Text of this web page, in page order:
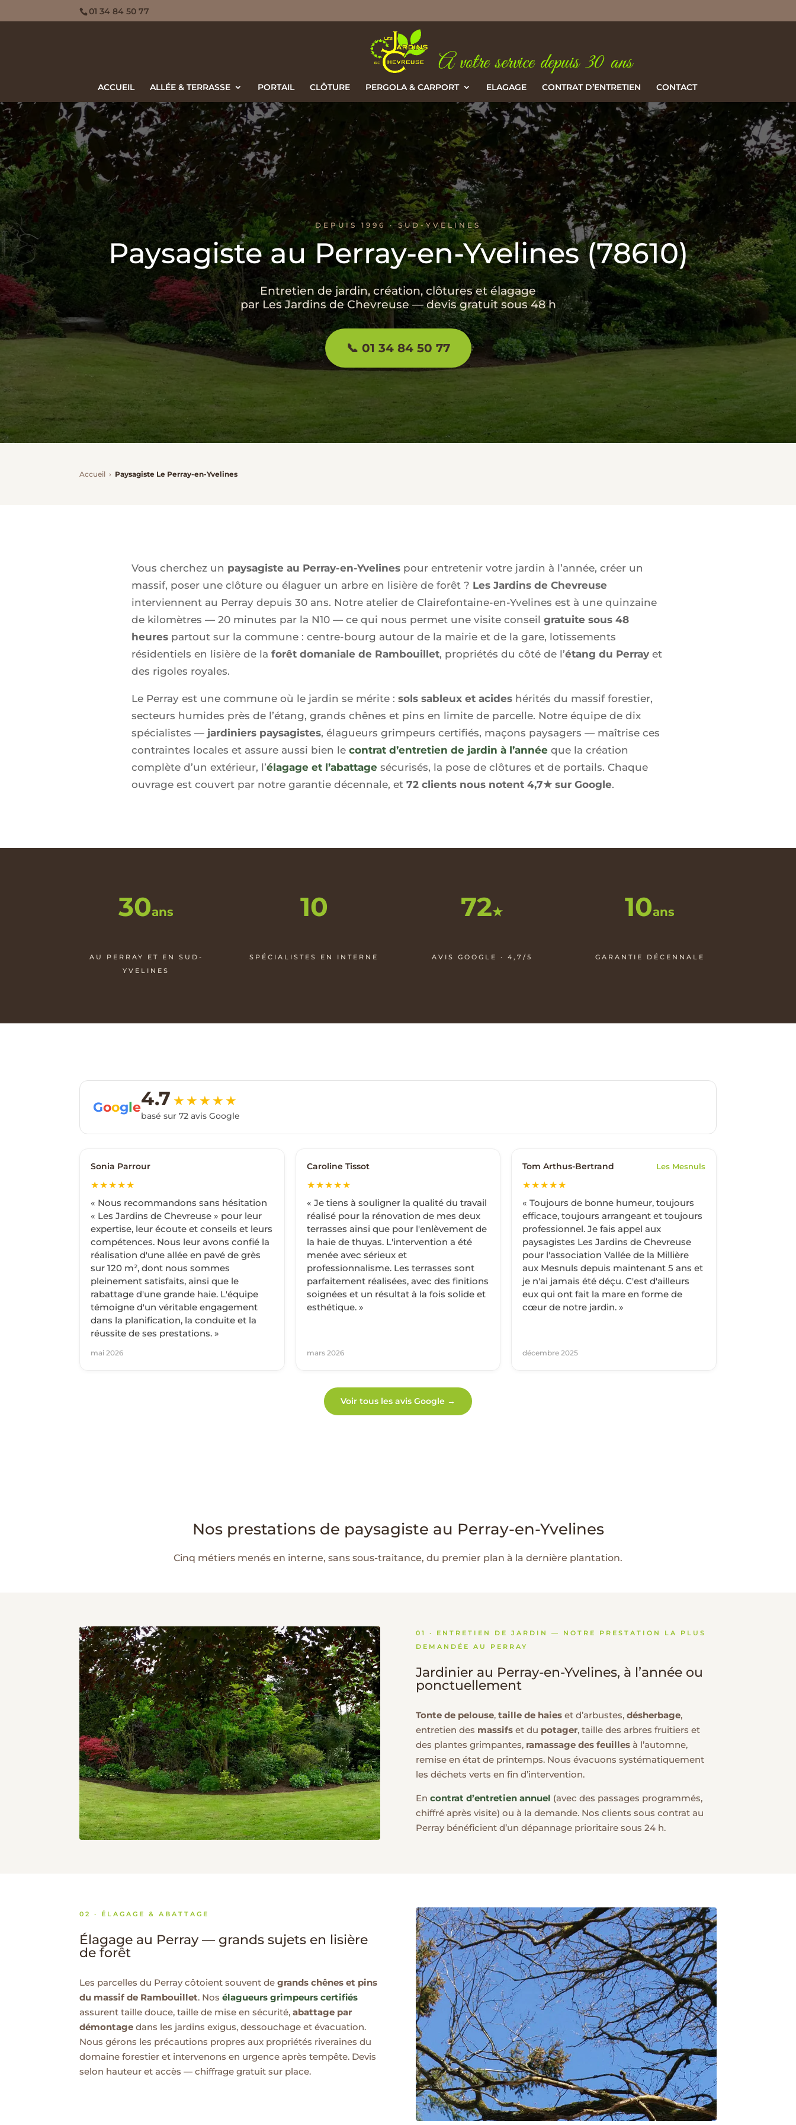
01 34 84 50 77
ACCUEIL ALLÉE & TERRASSE PORTAIL CLÔTURE PERGOLA & CARPORT ELAGAGE CONTRAT D’ENTRETIEN CONTACT
DEPUIS 1996 · SUD-YVELINES
Paysagiste au Perray-en-Yvelines (78610)
Entretien de jardin, création, clôtures et élagage
par Les Jardins de Chevreuse — devis gratuit sous 48 h
📞 01 34 84 50 77
Accueil › Paysagiste Le Perray-en-Yvelines
Vous cherchez un paysagiste au Perray-en-Yvelines pour entretenir votre jardin à l’année, créer un
massif, poser une clôture ou élaguer un arbre en lisière de forêt ? Les Jardins de Chevreuse
interviennent au Perray depuis 30 ans. Notre atelier de Clairefontaine-en-Yvelines est à une quinzaine
de kilomètres — 20 minutes par la N10 — ce qui nous permet une visite conseil gratuite sous 48
heures partout sur la commune : centre-bourg autour de la mairie et de la gare, lotissements
résidentiels en lisière de la forêt domaniale de Rambouillet, propriétés du côté de l’étang du Perray et
des rigoles royales.
Le Perray est une commune où le jardin se mérite : sols sableux et acides hérités du massif forestier,
secteurs humides près de l’étang, grands chênes et pins en limite de parcelle. Notre équipe de dix
spécialistes — jardiniers paysagistes, élagueurs grimpeurs certifiés, maçons paysagers — maîtrise ces
contraintes locales et assure aussi bien le contrat d’entretien de jardin à l’année que la création
complète d’un extérieur, l’élagage et l’abattage sécurisés, la pose de clôtures et de portails. Chaque
ouvrage est couvert par notre garantie décennale, et 72 clients nous notent 4,7★ sur Google.
30ans
AU PERRAY ET EN SUD-
YVELINES
10
SPÉCIALISTES EN INTERNE
72★
AVIS GOOGLE · 4,7/5
10ans
GARANTIE DÉCENNALE
Google4.7 ★★★★★
basé sur 72 avis Google
Sonia Parrour
★★★★★
« Nous recommandons sans hésitation
« Les Jardins de Chevreuse » pour leur
expertise, leur écoute et conseils et leurs
compétences. Nous leur avons confié la
réalisation d'une allée en pavé de grès
sur 120 m², dont nous sommes
pleinement satisfaits, ainsi que le
rabattage d'une grande haie. L'équipe
témoigne d'un véritable engagement
dans la planification, la conduite et la
réussite de ses prestations. »
mai 2026
Caroline Tissot
★★★★★
« Je tiens à souligner la qualité du travail
réalisé pour la rénovation de mes deux
terrasses ainsi que pour l'enlèvement de
la haie de thuyas. L'intervention a été
menée avec sérieux et
professionnalisme. Les terrasses sont
parfaitement réalisées, avec des finitions
soignées et un résultat à la fois solide et
esthétique. »
mars 2026
Tom Arthus-Bertrand Les Mesnuls
★★★★★
« Toujours de bonne humeur, toujours
efficace, toujours arrangeant et toujours
professionnel. Je fais appel aux
paysagistes Les Jardins de Chevreuse
pour l'association Vallée de la Millière
aux Mesnuls depuis maintenant 5 ans et
je n'ai jamais été déçu. C'est d'ailleurs
eux qui ont fait la mare en forme de
cœur de notre jardin. »
décembre 2025
Voir tous les avis Google →
Nos prestations de paysagiste au Perray-en-Yvelines
Cinq métiers menés en interne, sans sous-traitance, du premier plan à la dernière plantation.
01 · ENTRETIEN DE JARDIN — NOTRE PRESTATION LA PLUS
DEMANDÉE AU PERRAY
Jardinier au Perray-en-Yvelines, à l’année ou
ponctuellement
Tonte de pelouse, taille de haieset d’arbustes, désherbage,
entretien des massifset du potager, taille des arbres fruitiers et
des plantes grimpantes, ramassage des feuillesà l’automne,
remise en état de printemps. Nous évacuons systématiquement
les déchets verts en fin d’intervention.
En contrat d’entretien annuel (avec des passages programmés,
chiffré après visite) ou à la demande. Nos clients sous contrat au
Perray bénéficient d’un dépannage prioritaire sous 24 h.
02 · ÉLAGAGE & ABATTAGE
Élagage au Perray — grands sujets en lisière
de forêt
Les parcelles du Perray côtoient souvent degrands chênes et pins
du massif de Rambouillet. Nosélagueurs grimpeurs certifiés
assurent taille douce, taille de mise en sécurité,abattage par
démontage dans les jardins exigus, dessouchage et évacuation.
Nous gérons les précautions propres aux propriétés riveraines du
domaine forestier et intervenons en urgence après tempête. Devis
selon hauteur et accès — chiffrage gratuit sur place.